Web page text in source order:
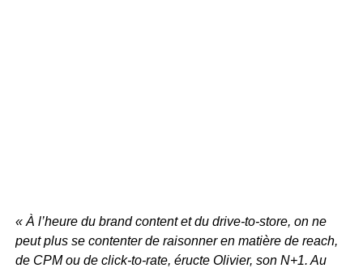
« À l’heure du brand content et du drive-to-store, on ne
peut plus se contenter de raisonner en matière de reach,
de CPM ou de click-to-rate, éructe Olivier, son N+1. Au